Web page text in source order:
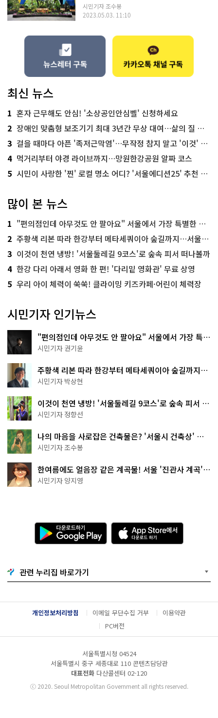
시민기자 조수봉
2023.05.03. 11:10
최신 뉴스
1 혼자 근무해도 안심! '소상공인안심벨' 신청하세요
2 장애인 맞춤형 보조기기 최대 3년간 무상 대여…삶의 질 높인다
3 걸을 때마다 아픈 '족저근막염'…무작정 참지 말고 '이것' 해보세요!
4 먹거리부터 야경 라이브까지…망원한강공원 알짜 코스
5 시민이 사랑한 '찐' 로컬 명소 어디? '서울에디션25' 추천 코스
많이 본 뉴스
1 "편의점인데 아무것도 안 팔아요" 서울에서 가장 특별한 편의점의 정체
2 주황색 리본 따라 한강부터 메타세쿼이아 숲길까지…서울둘레길 15코스
3 이것이 천연 냉방! '서울둘레길 9코스'로 숲속 피서 떠나볼까
4 한강 다리 아래서 영화 한 편! '다리밑 영화관' 무료 상영
5 우리 아이 체력이 쑥쑥! 클라이밍 키즈카페·어린이 체력장
시민기자 인기뉴스
"편의점인데 아무것도 안 팔아요" 서울에서 가장 특별
한 편의점의 정체
시민기자 권기윤
주황색 리본 따라 한강부터 메타세쿼이아 숲길까지…
서울둘레길 15코스
시민기자 박상현
이것이 천연 냉방! '서울둘레길 9코스'로 숲속 피서 떠
나볼까
시민기자 정향선
나의 마음을 사로잡은 건축물은? '서울시 건축상' 수
상작 공개!
시민기자 조수봉
한여름에도 얼음장 같은 계곡물! 서울 '진관사 계곡'이
천국이네~
시민기자 양지영
다
운
로
기
G
o
g
l
e
A
p
p
e
서
다
운
관련 누리집 바로가기
개인정보처리방침 이메일 무단수집 거부
이용약관
PC버전
서울특별시청 04524
서울특별시 중구 세종대로 110 콘텐츠담당관
대표전화 다산콜센터 02-120
ⓒ2020. Seoul Metropolitan Government all rights reserved.